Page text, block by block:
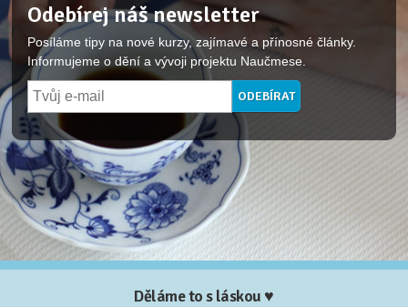
Odebírej náš newsletter
Posíláme tipy na nové kurzy, zajímavé a přínosné články.
Informujeme o dění a vývoji projektu Naučmese.
Děláme to s láskou ♥